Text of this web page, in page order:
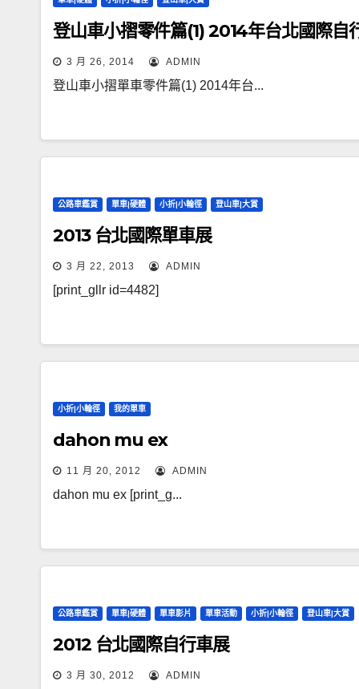
登山車小摺零件篇(1) 2014年台北國際自
3 月 26, 2014 ADMIN
登山車小摺單車零件篇(1) 2014年台...
公路車鑑賞 單車|硬體 小折|小輪徑 登山車|大賞
2013 台北國際單車展
3 月 22, 2013 ADMIN
[print_gllr id=4482]
小折|小輪徑 我的單車
dahon mu ex
11 月 20, 2012 ADMIN
dahon mu ex [print_g...
公路車鑑賞 單車|硬體 單車影片 單車活動 小折|小輪徑 登山車|大賞
2012 台北國際自行車展
3 月 30, 2012 ADMIN